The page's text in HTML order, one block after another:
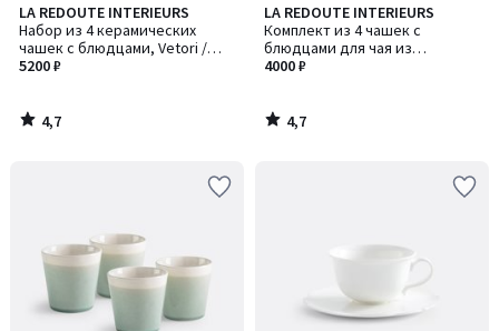
LA REDOUTE INTERIEURS
Набор из 4 керамических
чашек с блюдцами, Vetori /
Ветори
5200 ₽
4,7
/ 5
4,7
/
LA REDOUTE INTERIEURS
Комплект из 4 чашек с
блюдцами для чая из
фарфора, Malo / Мало
4000 ₽
4,7
/ 5
4,7
/